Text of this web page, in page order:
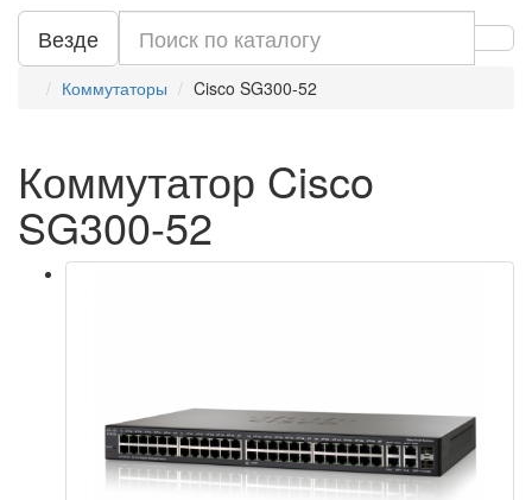
Везде
Коммутаторы Cisco SG300-52
Коммутатор Cisco
SG300-52